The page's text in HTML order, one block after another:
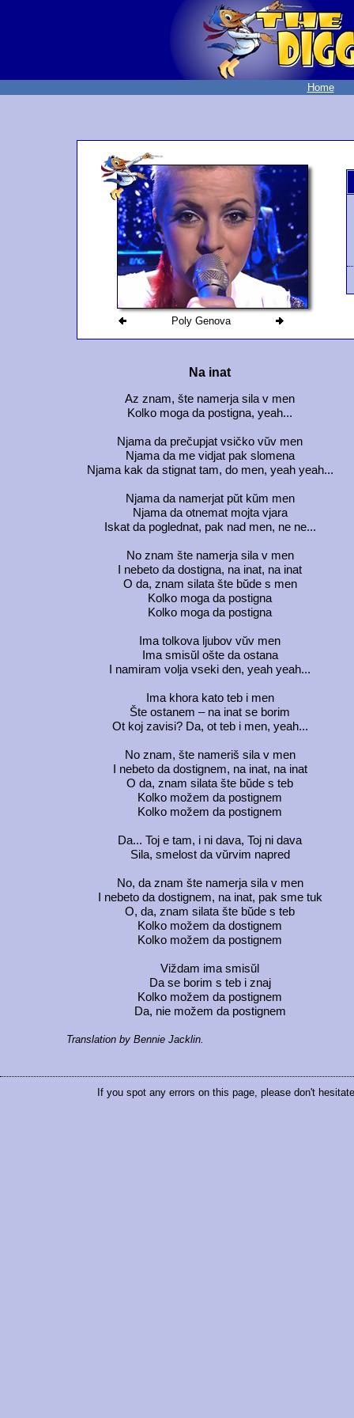
Home
Poly Genova
Na inat
Az znam, šte namerja sila v men
Kolko moga da postigna, yeah...
Njama da prečupjat vsičko vŭv men
Njama da me vidjat pak slomena
Njama kak da stignat tam, do men, yeah yeah...
Njama da namerjat pŭt kŭm men
Njama da otnemat mojta vjara
Iskat da poglednat, pak nad men, ne ne...
No znam šte namerja sila v men
I nebeto da dostigna, na inat, na inat
O da, znam silata šte bŭde s men
Kolko moga da postigna
Kolko moga da postigna
Ima tolkova ljubov vŭv men
Ima smisŭl ošte da ostana
I namiram volja vseki den, yeah yeah...
Ima khora kato teb i men
Šte ostanem – na inat se borim
Ot koj zavisi? Da, ot teb i men, yeah...
No znam, šte nameriš sila v men
I nebeto da dostignem, na inat, na inat
O da, znam silata šte bŭde s teb
Kolko možem da postignem
Kolko možem da postignem
Da... Toj e tam, i ni dava, Toj ni dava
Sila, smelost da vŭrvim napred
No, da znam šte namerja sila v men
I nebeto da dostignem, na inat, pak sme tuk
O, da, znam silata šte bŭde s teb
Kolko možem da dostignem
Kolko možem da postignem
Viždam ima smisŭl
Da se borim s teb i znaj
Kolko možem da postignem
Da, nie možem da postignem
Translation by Bennie Jacklin.
If you spot any errors on this page, please don't